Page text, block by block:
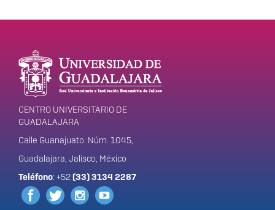
Enlaces de interés
Información del
portal
CENTRO UNIVERSITARIO DE
GUADALAJARA
Calle Guanajuato. Núm. 1045,
Guadalajara, Jalisco, México
Teléfono: +52(33) 3134 2287